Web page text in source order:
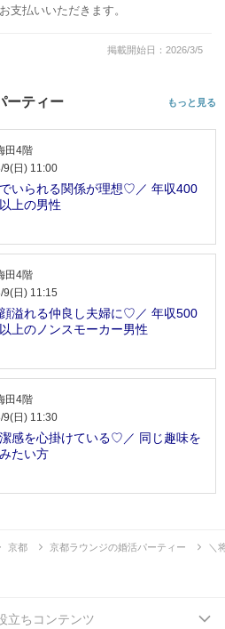
支払いいただきます。
掲載開始日：2026/3/5
ーティー もっと見る
田4階
9(日) 11:00
いられる関係が理想♡／ 年収400
上の男性
田4階
9(日) 11:15
溢れる仲良し夫婦に♡／ 年収500
上のノンスモーカー男性
田4階
9(日) 11:30
感を心掛けている♡／ 同じ趣味を
たい方
京都 京都ラウンジの婚活パーティー ＼
立ちコンテンツ